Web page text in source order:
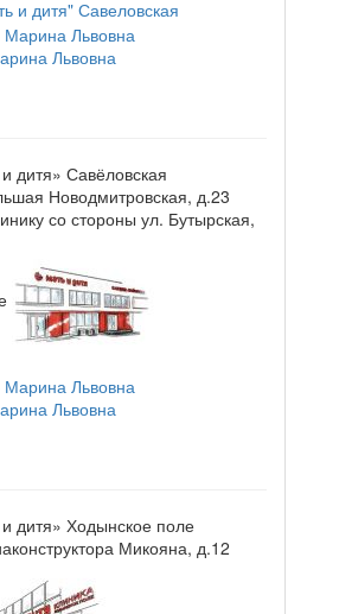
Львовна
дитя» Савёловская
Новодмитровская, д.23
со стороны ул. Бутырская,
Львовна
дитя» Ходынское поле
Микояна, д.12